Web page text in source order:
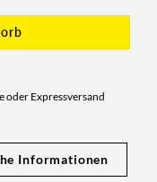
oder Expressversand
Informationen